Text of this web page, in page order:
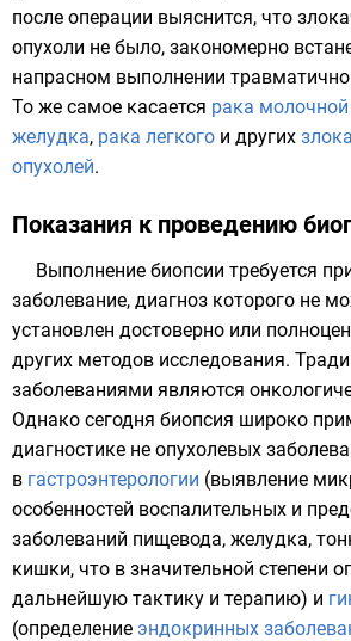
после операции выяснится, что
опухоли не было, закономерно
напрасном выполнении
То же самое касается рака
желудка, рака легкого и других
опухолей.
Показания к проведению
Выполнение биопсии требуется
заболевание, диагноз которого не
установлен достоверно или
других методов исследования.
заболеваниями являются
Однако сегодня биопсия широко
диагностике не опухолевых
в гастроэнтерологии (выявление
особенностей воспалительных и
заболеваний пищевода, желудка,
кишки, что в значительной степени
дальнейшую тактику и терапию) и
(определение эндокринных